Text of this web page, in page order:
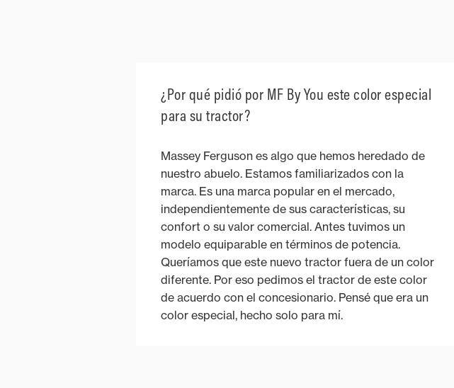
¿Por qué pidió por MF By You este color especial
para su tractor?
Massey Ferguson es algo que hemos heredado de
nuestro abuelo. Estamos familiarizados con la
marca. Es una marca popular en el mercado,
independientemente de sus características, su
confort o su valor comercial. Antes tuvimos un
modelo equiparable en términos de potencia.
Queríamos que este nuevo tractor fuera de un color
diferente. Por eso pedimos el tractor de este color
de acuerdo con el concesionario. Pensé que era un
color especial, hecho solo para mí.